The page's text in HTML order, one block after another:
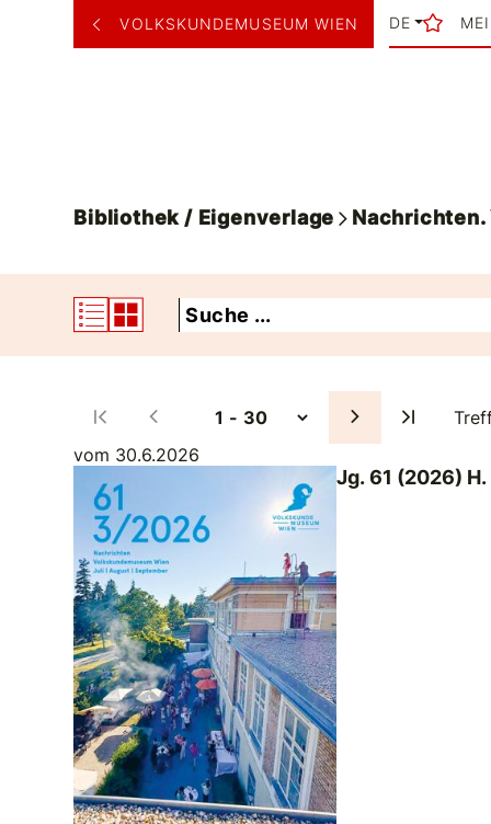
VOLKSKUNDEMUSEUM WIEN DE
Bibliothek / Eigenverlage Nachrichten.
vom 30.6.2026
Jg. 61 (2026) H.